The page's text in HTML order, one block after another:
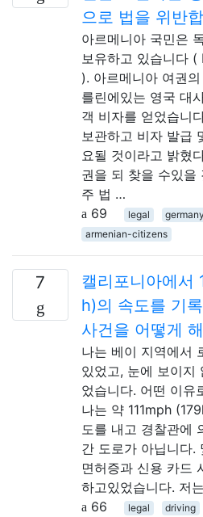
으로 법을 위반
아르메니아 국민은
보유하고 있습니다
). 아르메니아 여권
를린에있는 영국 대
객 비자를 얻었습니
보관하고 비자 발급
요될 것이라고 밝혔
권을 되 찾을 수있을
주 법 …
69
legal germany
armenian-citizens
7
캘리포니아에서
h)의 속도를 기
사건을 어떻게
나는 베이 지역에서
있었고, 눈에 보이지
었습니다. 어떤 이유
나는 약 111mph
도를 내고 경찰관에
간 도로가 아닙니다.
면허증과 신용 카드
하고있었습니다. 저
66
legal driving